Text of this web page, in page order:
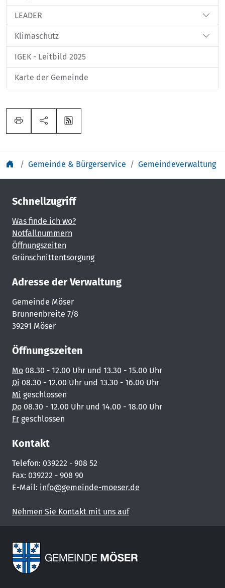
LEADER
Klimaschutz
IGEK - Leitbild 2025
Karte der Gemeinde
Gemeinde & Bürgerservice Gemeindeverwaltung
Schnellzugriff
Was finde ich wo?
Notfallnummern
Öffnungszeiten
Grünschnittentsorgung
Adresse der Verwaltung
Gemeinde Möser
Brunnenbreite 7/8
39291 Möser
Öffnungszeiten
Mo 08.30 - 12.00 Uhr und 13.30 - 15.00 Uhr
Di 08.30 - 12.00 Uhr und 13.30 - 16.00 Uhr
Mi geschlossen
Do 08.30 - 12.00 Uhr und 14.00 - 18.00 Uhr
Fr geschlossen
Kontakt
Telefon: 039222 - 908 52
Fax: 039222 - 908 90
E-Mail: info@gemeinde-moeser.de
Nehmen Sie Kontakt mit uns auf